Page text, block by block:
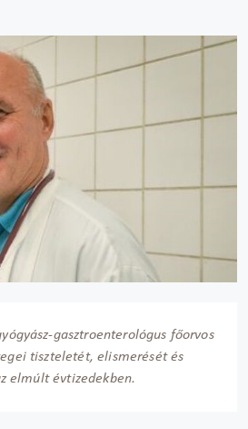
gasztroenterológus főorvos
tiszteletét, elismerését és
elmúlt évtizedekben.